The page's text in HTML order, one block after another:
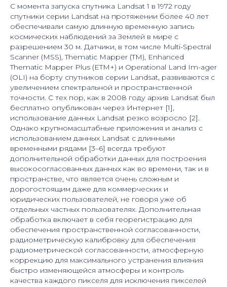
С момента запуска спутника Landsat 1 в 1972 году
спутники серии Landsat на протяжении более 40 лет
обеспечивали самую длинную временную запись
космических наблюдений за Землей в мире с
разрешением 30 м. Датчики, в том числе Multi-Spectral
Scanner (MSS), Thematic Mapper (TM), Enhanced
Thematic Mapper Plus (ETM+) и Operational Land Im-ager
(OLI) на борту спутников серии Landsat, развиваются с
увеличением спектральной и пространственной
точности. С тех пор, как в 2008 году архив Landsat был
бесплатно опубликован через Интернет [1],
использование данных Landsat резко возросло [2].
Однако крупномасштабные приложения и анализ с
использованием данных Landsat с длинными
временными рядами [3–6] всегда требуют
дополнительной обработки данных для построения
высокосогласованных данных как во времени, так и в
пространстве, что является очень сложным и
дорогостоящим даже для коммерческих и
юридических пользователей, не говоря уже об
отдельных частных пользователях. Дополнительная
обработка включает в себя георегистрацию для
обеспечения пространственной согласованности,
радиометрическую калибровку для обеспечения
радиометрической согласованности, атмосферную
коррекцию для максимального устранения влияния
быстро изменяющейся атмосферы и контроль
качества каждого пикселя для исключения пикселей